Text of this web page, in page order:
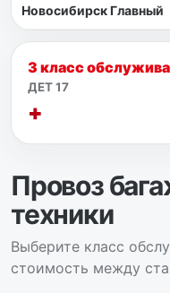
Новосибирск Главный
3 класс
ДЕТ 17
Провоз
техники
Выберите класс
стоимость между